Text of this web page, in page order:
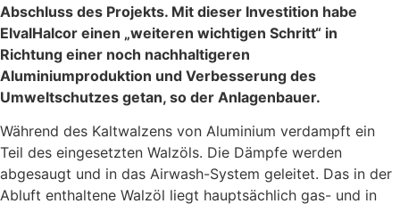
Abschluss des Projekts. Mit dieser Investition habe
ElvalHalcor einen „weiteren wichtigen Schritt“ in
Richtung einer noch nachhaltigeren
Aluminiumproduktion und Verbesserung des
Umweltschutzes getan, so der Anlagenbauer.
Während des Kaltwalzens von Aluminium verdampft ein
Teil des eingesetzten Walzöls. Die Dämpfe werden
abgesaugt und in das Airwash-System geleitet. Das in der
Abluft enthaltene Walzöl liegt hauptsächlich gas- und in